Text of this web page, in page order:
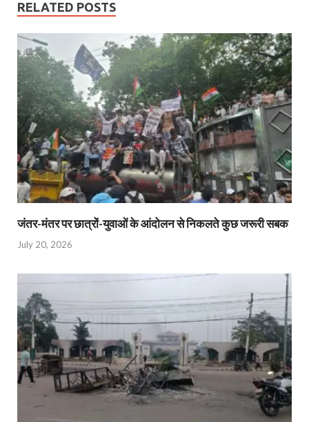
RELATED POSTS
जंतर-मंतर पर छात्रों-युवाओं के आंदोलन से निकलते कुछ जरूरी सबक
July 20, 2026